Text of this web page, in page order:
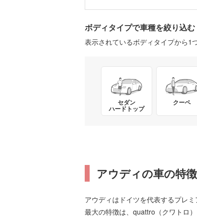
ボディタイプで車種を絞り込む
表示されているボディタイプから1
セダン
ハードトップ
クーペ
アウディの車の特
アウディはドイツを代表するプレ
最大の特徴は、quattro（クワトロ